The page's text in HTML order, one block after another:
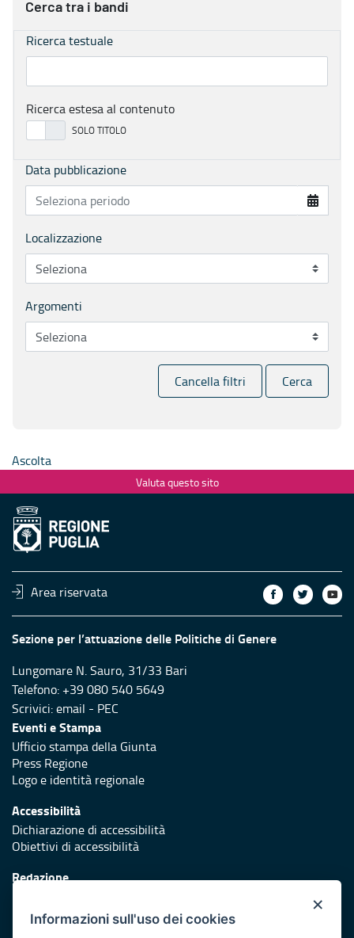
Cerca tra i bandi
Ricerca testuale
Ricerca estesa al contenuto
Data pubblicazione
Localizzazione
Argomenti
Cancella filtri Cerca
Ascolta
Valuta questo sito
Area riservata
Sezione per l’attuazione delle Politiche di Genere
Lungomare N. Sauro, 31/33 Bari
Telefono: +39 080 540 5649
Scrivici:email - PEC
Eventi e Stampa
Ufficio stampa della Giunta
Press Regione
Logo e identità regionale
Accessibilità
Dichiarazione di accessibilità
Obiettivi di accessibilità
Redazione
Protezione civile
×
Informazioni sull'uso dei cookies